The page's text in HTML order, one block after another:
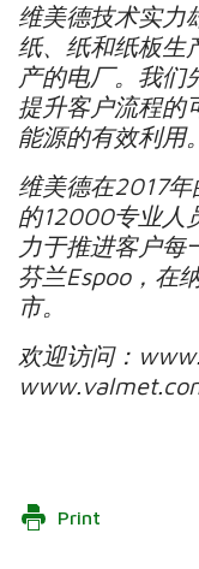
维美德技术实力
纸、纸和纸板生
产的电厂。我们
提升客户流程的
能源的有效利用。
维美德在2017
的12000专业人
力于推进客户每
芬兰Espoo，在
市。
欢迎访问：
Print